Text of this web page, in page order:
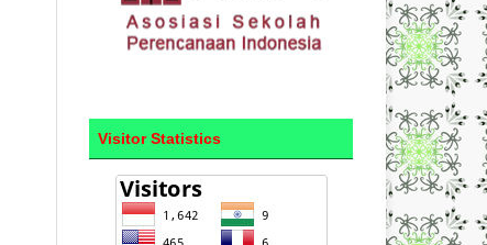
Visitor Statistics